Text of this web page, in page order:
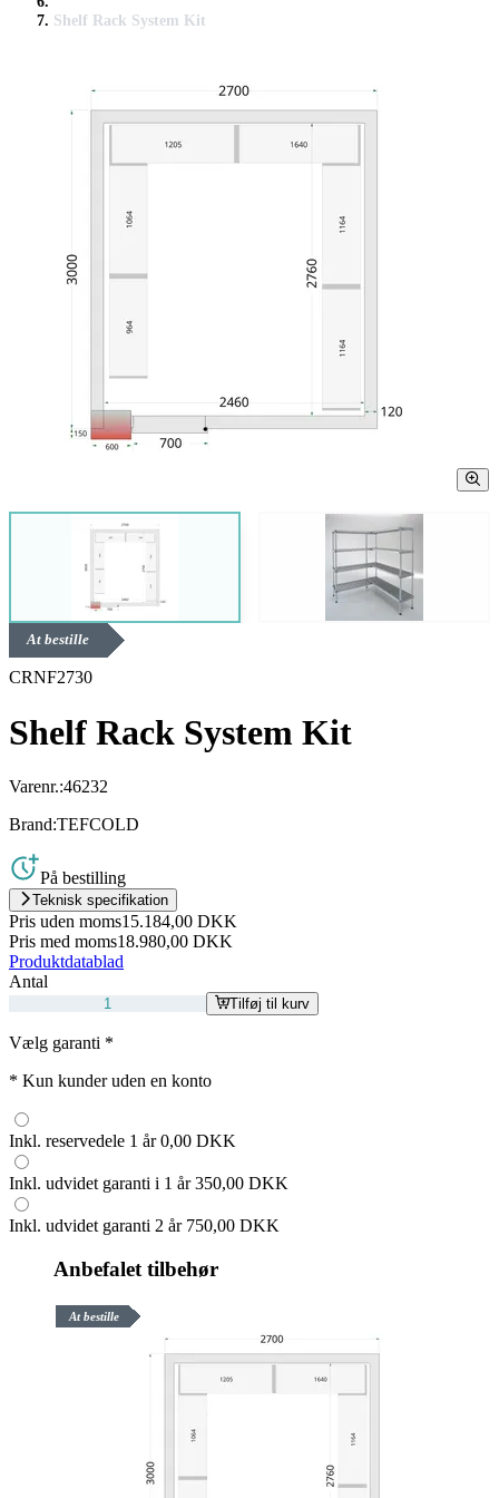
Shelf Rack System Kit
At bestille
CRNF2730
Shelf Rack System Kit
Varenr.:46232
Brand:TEFCOLD
På bestilling
Teknisk specifikation
Pris uden moms15.184,00 DKK
Pris med moms18.980,00 DKK
Produktdatablad
Antal
Tilføj til kurv
Vælg garanti *
* Kun kunder uden en konto
Inkl. reservedele 1 år0,00 DKK
Inkl. udvidet garanti i 1 år350,00 DKK
Inkl. udvidet garanti 2 år 750,00 DKK
Anbefalet tilbehør
At bestille